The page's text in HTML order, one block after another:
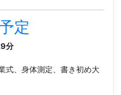
定
分
式、身体測定、書き初め大